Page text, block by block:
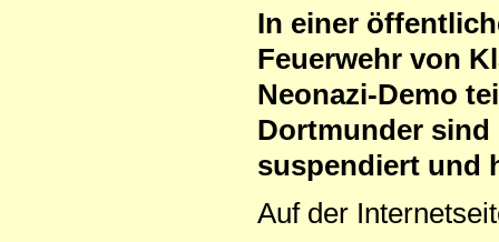
In einer
Feuerwehr von
Neonazi-Demo
Dortmunder sind
suspendiert und
Auf der